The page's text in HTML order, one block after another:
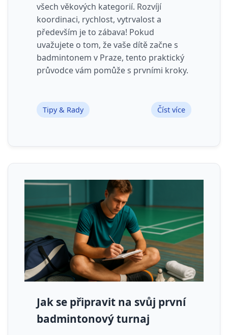
všech věkových kategorií. Rozvíjí
koordinaci, rychlost, vytrvalost a
především je to zábava! Pokud
uvažujete o tom, že vaše dítě začne s
badmintonem v Praze, tento praktický
průvodce vám pomůže s prvními kroky.
Tipy & Rady Číst více
Jak se připravit na svůj první
badmintonový turnaj